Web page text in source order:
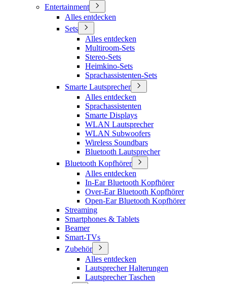
Entertainment
Alles entdecken
Sets
Alles entdecken
Multiroom-Sets
Stereo-Sets
Heimkino-Sets
Sprachassistenten-Sets
Smarte Lautsprecher
Alles entdecken
Sprachassistenten
Smarte Displays
WLAN Lautsprecher
WLAN Subwoofers
Wireless Soundbars
Bluetooth Lautsprecher
Bluetooth Kopfhörer
Alles entdecken
In-Ear Bluetooth Kopfhörer
Over-Ear Bluetooth Kopfhörer
Open-Ear Bluetooth Kopfhörer
Streaming
Smartphones & Tablets
Beamer
Smart-TVs
Zubehör
Alles entdecken
Lautsprecher Halterungen
Lautsprecher Taschen